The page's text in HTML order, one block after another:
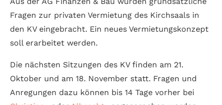
Fragen zur privaten Ver­mietung des Kirchs­aals in
den KV ein­ge­bracht. Ein neues Ver­mietungs­konzept
soll erarbeitet werden.
Die nächs­ten Sitzungen des KV finden am 21.
Oktober und am 18. November statt. Fragen und
Anre­gungen dazu können bis 14 Tage vorher bei